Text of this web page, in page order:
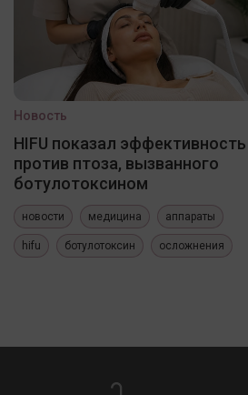
Новость
HIFU показал эффективность
против птоза, вызванного
ботулотоксином
новости медицина аппараты
hifu ботулотоксин осложнения